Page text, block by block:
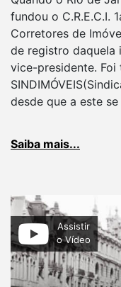
fundou o C.R.E.C.I.
Corretores de
de registro daquela
vice-presidente.
desde que a este
Saiba mais...
Assistir
o Vídeo